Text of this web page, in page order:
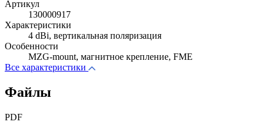
Артикул
130000917
Характеристики
4 dBi, вертикальная поляризация
Особенности
MZG-mount, магнитное крепление, FME
Все характеристики
Файлы
PDF